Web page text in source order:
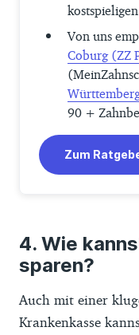
Von uns
Coburg (ZZ
90 +
Zum
Wie
sparen?
Auch mit einer
Krankenkasse